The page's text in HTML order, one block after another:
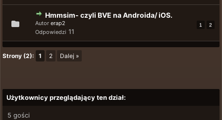
Hmmsim- czyli BVE na Androida/ iOS.
Autor erap2 1 2
Odpowiedzi 11
Strony (2): 1 2 Dalej »
Użytkownicy przeglądający ten dział:
5 gości